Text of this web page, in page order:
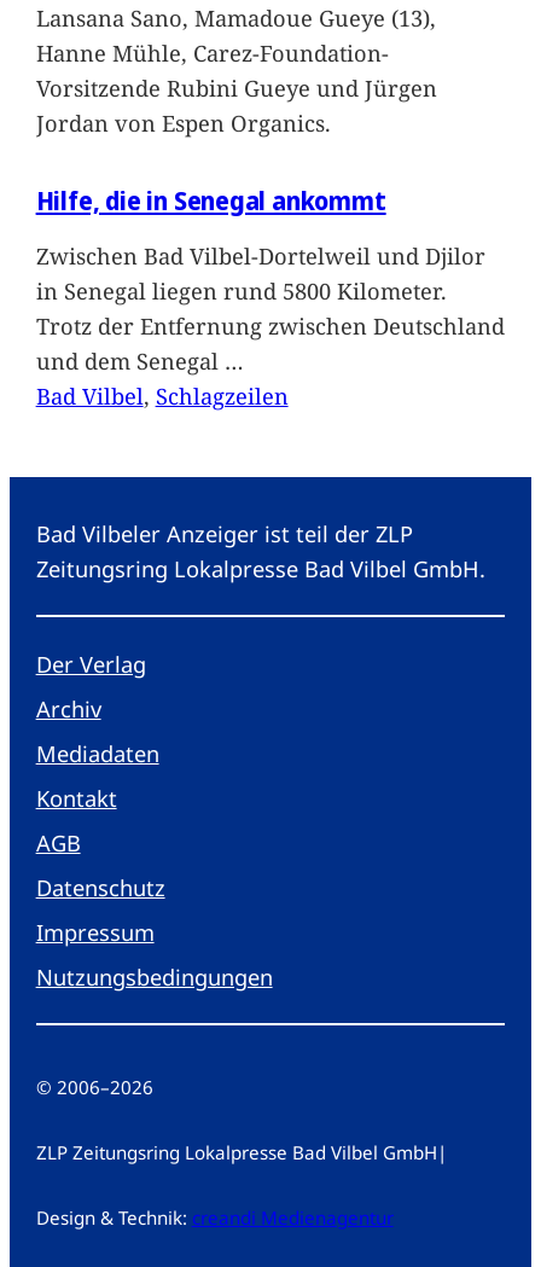
Lansana Sano, Mamadoue Gueye (13),
Hanne Mühle, Carez-Foundation-
Vorsitzende Rubini Gueye und Jürgen
Jordan von Espen Organics.
Hilfe, die in Senegal ankommt
Zwischen Bad Vilbel-Dortelweil und Djilor
in Senegal liegen rund 5800 Kilometer.
Trotz der Entfernung zwischen Deutschland
und dem Senegal …
Bad Vilbel, Schlagzeilen
Bad Vilbeler Anzeiger ist teil der ZLP
Zeitungsring Lokalpresse Bad Vilbel GmbH.
Der Verlag
Archiv
Mediadaten
Kontakt
AGB
Datenschutz
Impressum
Nutzungsbedingungen
© 2006–2026
ZLP Zeitungsring Lokalpresse Bad Vilbel GmbH |
Design & Technik: creandi Medienagentur